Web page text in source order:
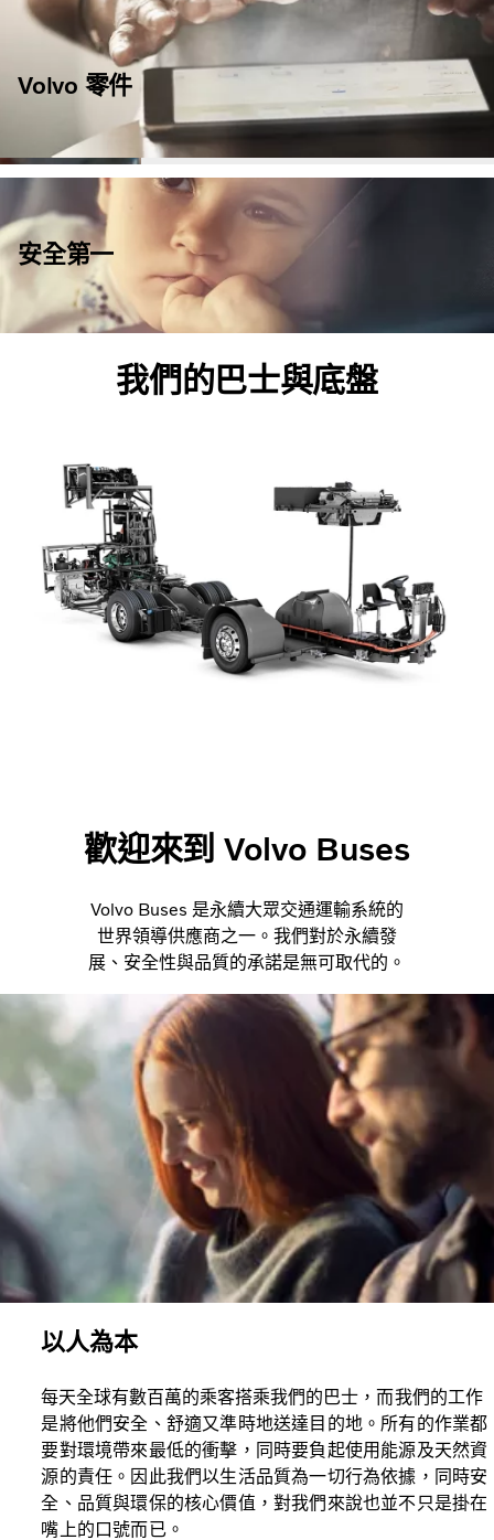
Volvo 零件
安全第一
我們的巴士與底盤
歡迎來到 Volvo Buses
Volvo Buses 是永續大眾交通運輸系統的
世界領導供應商之一。我們對於永續發
展、安全性與品質的承諾是無可取代的。
以人為本
每天全球有數百萬的乘客搭乘我們的巴士，而我們的工作
是將他們安全、舒適又準時地送達目的地。所有的作業都
要對環境帶來最低的衝擊，同時要負起使用能源及天然資
源的責任。因此我們以生活品質為一切行為依據，同時安
全、品質與環保的核心價值，對我們來說也並不只是掛在
嘴上的口號而已。